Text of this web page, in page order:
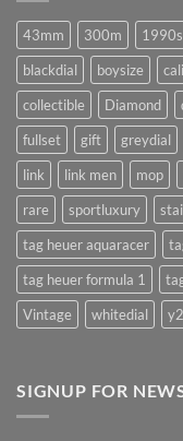
มั้ย
!?
43mm 300m 1990s
blackdial
boysize
collectible
Diamond
fullset
gift greydial
link
link men mop
rare
sportluxury
tag heuer aquaracer
tag heuer formula 1
Vintage
whitedial
SIGNUP FOR